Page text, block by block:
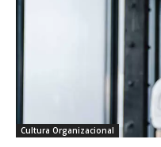
Cultura Organizacional